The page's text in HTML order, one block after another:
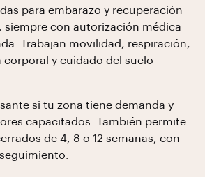
para embarazo y recuperación
siempre con autorización médica
Trabajan movilidad, respiración,
y cuidado del suelo
si tu zona tiene demanda y
capacitados. También permite
de 4, 8 o 12 semanas, con